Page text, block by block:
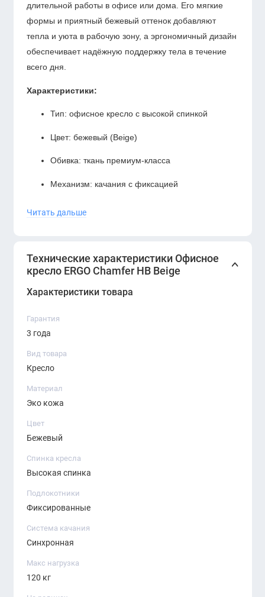
длительной работы в офисе или дома. Его мягкие
формы и приятный бежевый оттенок добавляют
тепла и уюта в рабочую зону, а эргономичный дизайн
обеспечивает надёжную поддержку тела в течение
всего дня.
Характеристики:
Тип: офисное кресло с высокой спинкой
Цвет: бежевый (Beige)
Обивка: ткань премиум-класса
Механизм: качания с фиксацией
Основание: прочная крестовина, ролики для
всех типов полов
Максимальная нагрузка: до 120 кг
Преимущества:
Комфорт при длительном использовании
Спинка кресла имеет оптимальный угол
деформации. Удобные подлокотники с мягкими
накладками снимают напряжение с плеч, а
механизм качания и регулировки высоты
позволяет адаптировать кресло под
индивидуальные параметры.
Читать дальше
Технические характеристики Офисное
кресло ERGO Chamfer HB Beige
Характеристики товара
Гарантия
3 года
Вид товара
Кресло
Материал
Эко кожа
Цвет
Бежевый
Спинка кресла
Высокая спинка
Подлокотники
Фиксированные
Система качания
Синхронная
Макс нагрузка
120 кг